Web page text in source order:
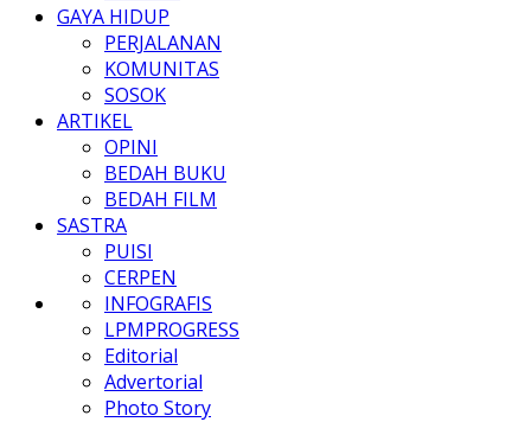
GAYA HIDUP
PERJALANAN
KOMUNITAS
SOSOK
ARTIKEL
OPINI
BEDAH BUKU
BEDAH FILM
SASTRA
PUISI
CERPEN
INFOGRAFIS
LPMPROGRESS
Editorial
Advertorial
Photo Story